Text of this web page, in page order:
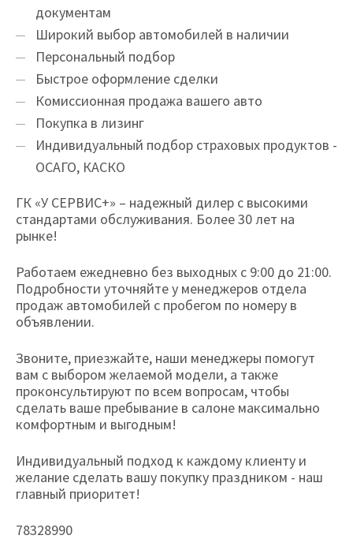
документам
Широкий выбор автомобилей в наличии
Персональный подбор
Быстрое оформление сделки
Комиссионная продажа вашего авто
Покупка в лизинг
Индивидуальный подбор страховых продуктов -
ОСАГО, КАСКО
ГК «У СЕРВИС+» – надежный дилер с высокими
стандартами обслуживания. Более 30 лет на
рынке!
Работаем ежедневно без выходных с 9:00 до 21:00.
Подробности уточняйте у менеджеров отдела
продаж автомобилей с пробегом по номеру в
объявлении.
Звоните, приезжайте, наши менеджеры помогут
вам с выбором желаемой модели, а также
проконсультируют по всем вопросам, чтобы
сделать ваше пребывание в салоне максимально
комфортным и выгодным!
Индивидуальный подход к каждому клиенту и
желание сделать вашу покупку праздником - наш
главный приоритет!
78328990